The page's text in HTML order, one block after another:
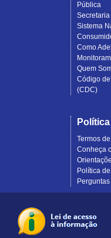
Pública
Sistema
Como
Quem
Código
(CDC)
Termos
Conheça
Política